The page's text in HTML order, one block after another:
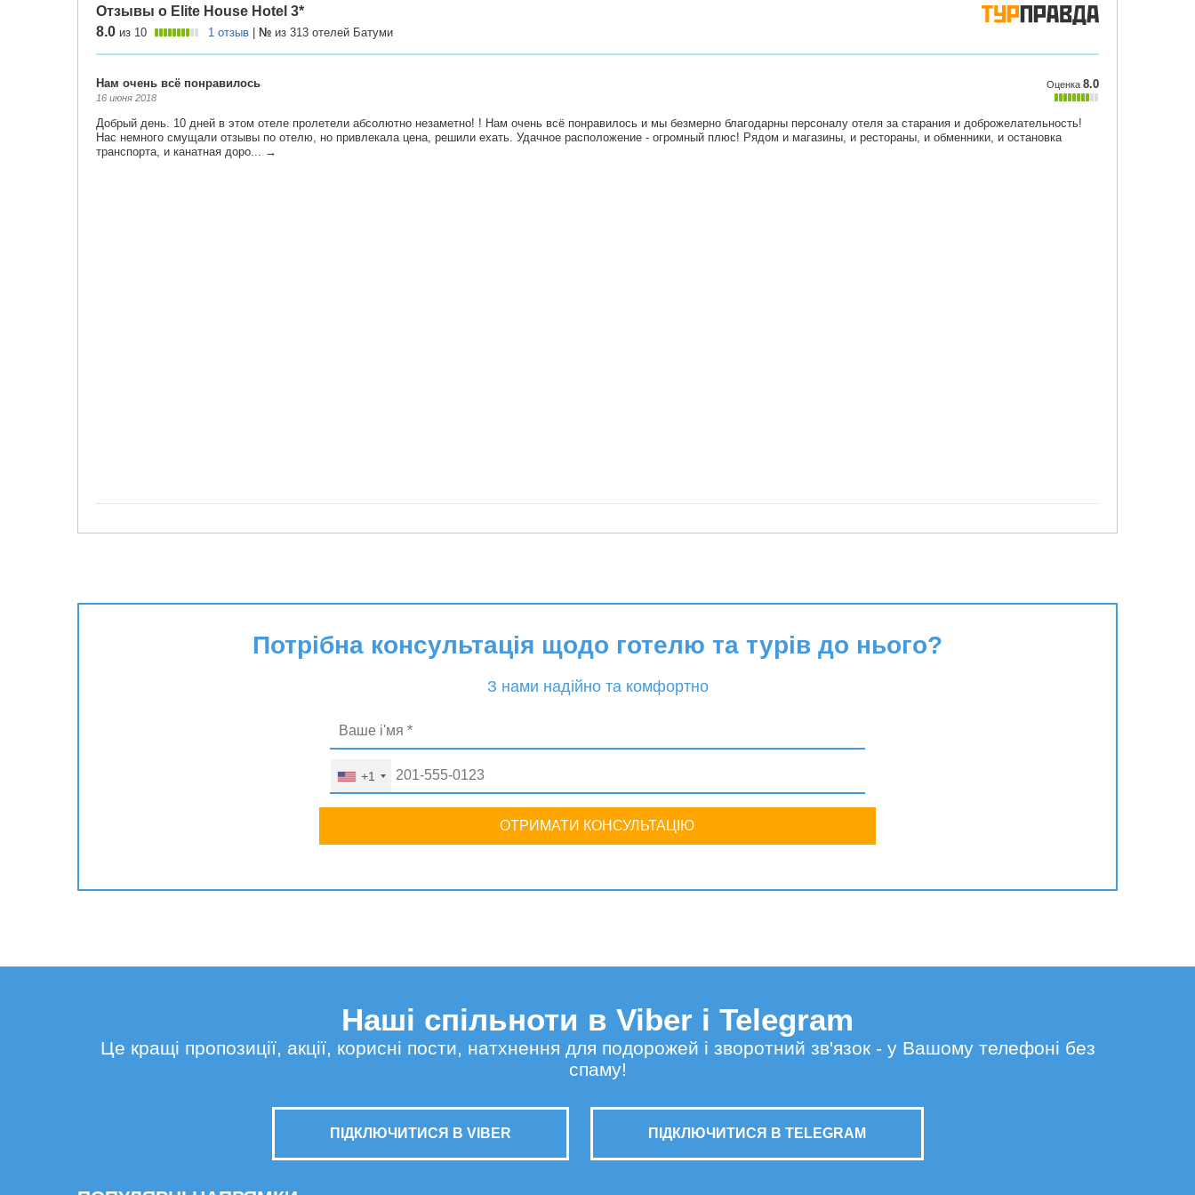
Потрібна консультація щодо готелю та турів до нього?
З нами надійно та комфортно
+1
ОТРИМАТИ КОНСУЛЬТАЦІЮ
Наші спільноти в Viber і Telegram
Це кращі пропозиції, акції, корисні пости, натхнення для подорожей і зворотний зв'язок - у Вашому телефоні без
спаму!
ПІДКЛЮЧИТИСЯ В VIBER ПІДКЛЮЧИТИСЯ В TELEGRAM